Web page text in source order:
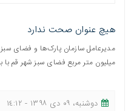
هیچ عنوان صحت ندارد
میلیون متر مربع فضای سبز شهر قم با به‌کارگیری ١٣٠٠ نیروی
دوشنبه، ٠٩ دی ١٣٩٨ - ١٤:١٢